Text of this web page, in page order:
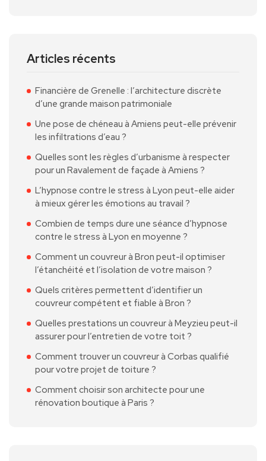
Articles récents
Financière de Grenelle : l’architecture discrète
d’une grande maison patrimoniale
Une pose de chéneau à Amiens peut-elle prévenir
les infiltrations d’eau ?
Quelles sont les règles d’urbanisme à respecter
pour un Ravalement de façade à Amiens ?
L’hypnose contre le stress à Lyon peut-elle aider
à mieux gérer les émotions au travail ?
Combien de temps dure une séance d’hypnose
contre le stress à Lyon en moyenne ?
Comment un couvreur à Bron peut-il optimiser
l’étanchéité et l’isolation de votre maison ?
Quels critères permettent d’identifier un
couvreur compétent et fiable à Bron ?
Quelles prestations un couvreur à Meyzieu peut-il
assurer pour l’entretien de votre toit ?
Comment trouver un couvreur à Corbas qualifié
pour votre projet de toiture ?
Comment choisir son architecte pour une
rénovation boutique à Paris ?